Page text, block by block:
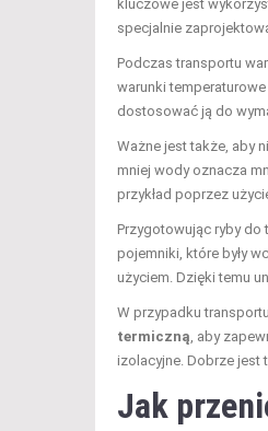
kluczowe jest
specjalnie
Podczas transportu
warunki
dostosować ją do
Ważne jest także, aby
mniej wody oznacza
przykład poprzez
Przygotowując ryby do
pojemniki, które były
użyciem. Dzięki temu
W przypadku
termiczną , aby
izolacyjne. Dobrze jest
Jak